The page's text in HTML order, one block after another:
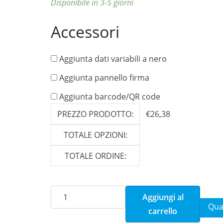
Disponibile in 3-5 giorni
Accessori
Aggiunta dati variabili a nero
Aggiunta pannello firma
Aggiunta barcode/QR code
PREZZO PRODOTTO:
€26,38
TOTALE OPZIONI:
TOTALE ORDINE:
Navaden
svetlo
Aggiungi al
carrello